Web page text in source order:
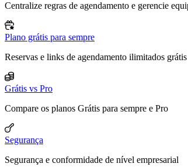
Centralize regras de agendamento e gerencie
Plano grátis para sempre
Reservas e links de agendamento ilimitados grátis
Grátis vs Pro
Compare os planos Grátis para sempre e Pro
Segurança
Segurança e conformidade de nível empresarial